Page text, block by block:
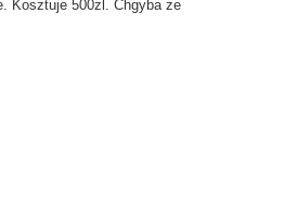
Kosztuje 500zl. Chgyba ze